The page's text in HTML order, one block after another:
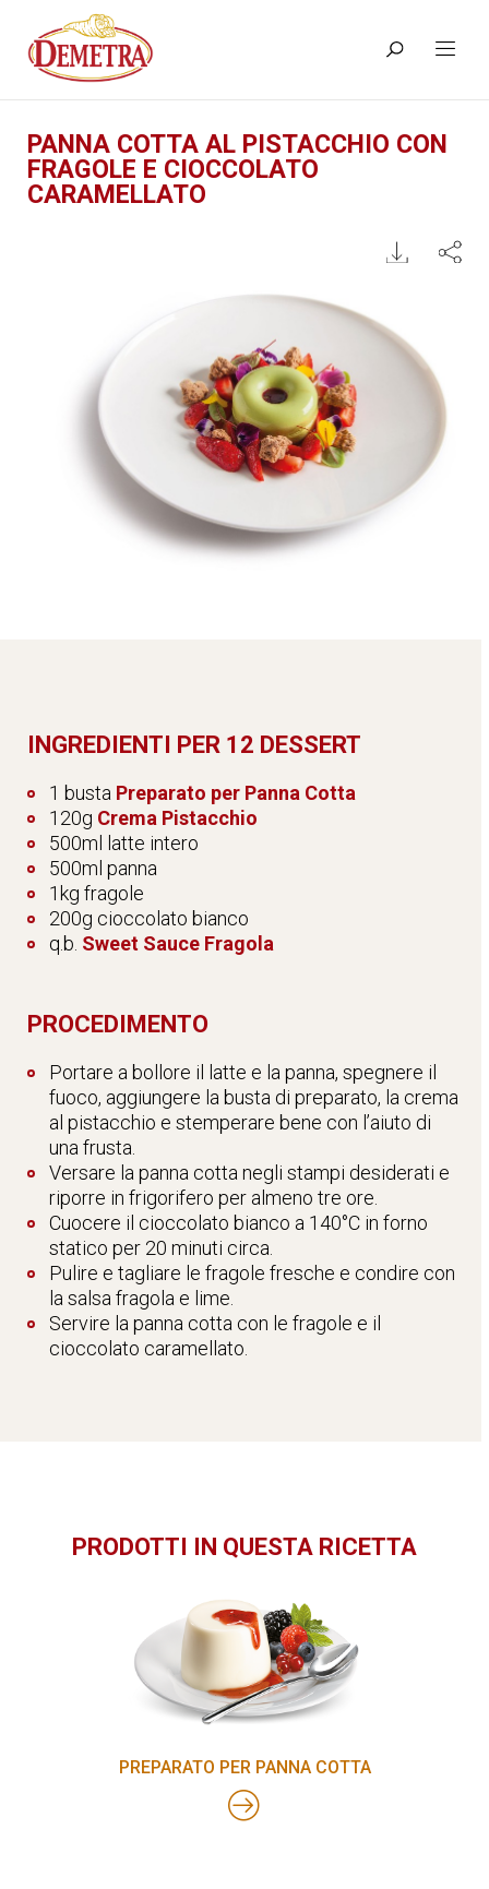
PANNA COTTA AL PISTACCHIO CON
FRAGOLE E CIOCCOLATO
CARAMELLATO
INGREDIENTI PER 12 DESSERT
1 busta Preparato per Panna Cotta
120g Crema Pistacchio
500ml latte intero
500ml panna
1kg fragole
200g cioccolato bianco
q.b. Sweet Sauce Fragola
PROCEDIMENTO
Portare a bollore il latte e la panna, spegnere il
fuoco, aggiungere la busta di preparato, la crema
al pistacchio e stemperare bene con l’aiuto di
una frusta.
Versare la panna cotta negli stampi desiderati e
riporre in frigorifero per almeno tre ore.
Cuocere il cioccolato bianco a 140°C in forno
statico per 20 minuti circa.
Pulire e tagliare le fragole fresche e condire con
la salsa fragola e lime.
Servire la panna cotta con le fragole e il
cioccolato caramellato.
PRODOTTI IN QUESTA RICETTA
PREPARATO PER PANNA COTTA